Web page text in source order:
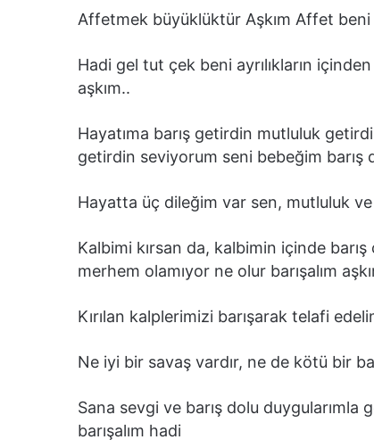
Affetmek büyüklüktür Aşkım Affet beni
Hadi gel tut çek beni ayrılıkların içinden
aşkım..
Hayatıma barış getirdin mutluluk
getirdin seviyorum seni bebeğim barış
Hayatta üç dileğim var sen, mutluluk
Kalbimi kırsan da, kalbimin içinde barış
merhem olamıyor ne olur barışalım
Kırılan kalplerimizi barışarak telafi
Ne iyi bir savaş vardır, ne de kötü bir
Sana sevgi ve barış dolu
barışalım hadi